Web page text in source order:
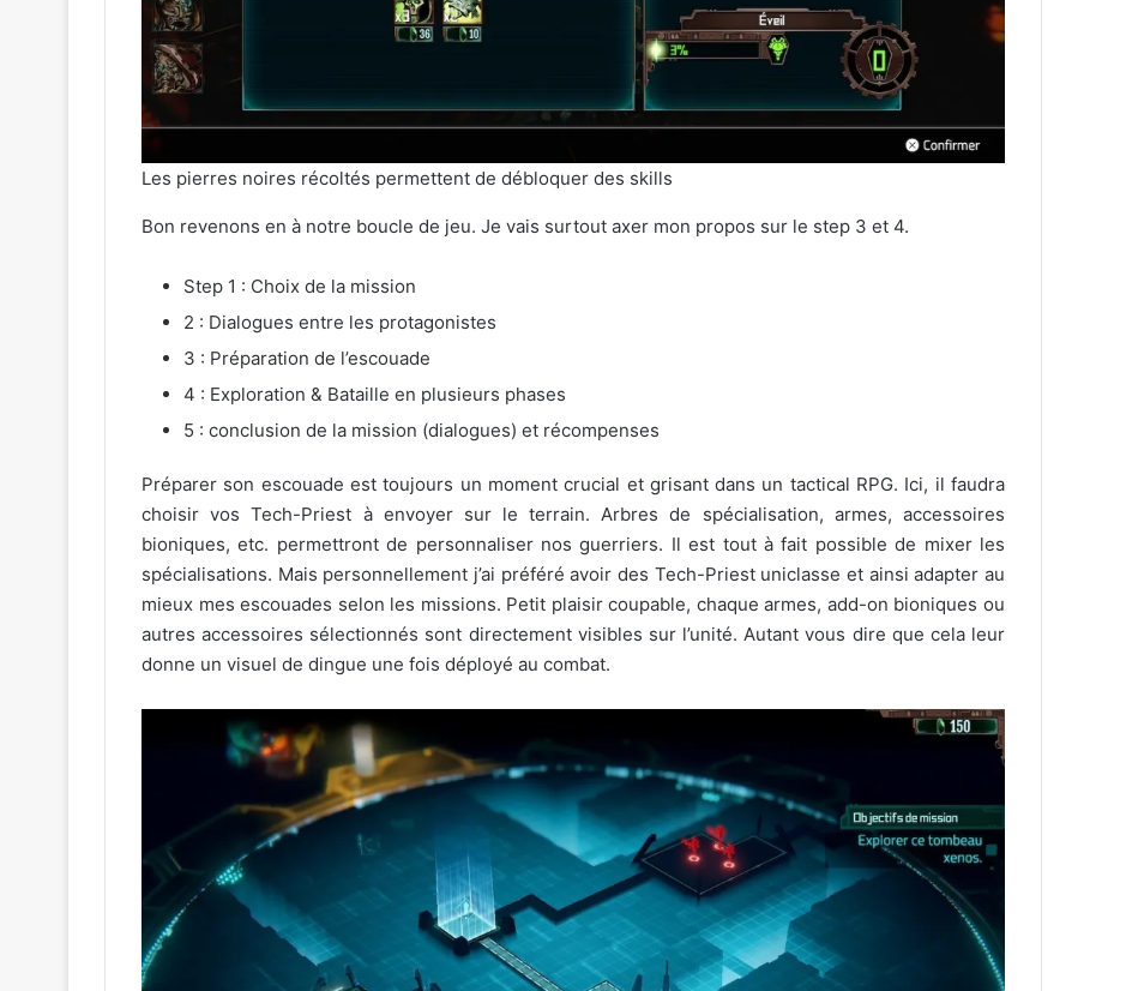
Les pierres noires récoltés permettent de débloquer des skills
Bon revenons en à notre boucle de jeu. Je vais surtout axer mon propos sur le step 3 et 4.
Step 1 : Choix de la mission
2 : Dialogues entre les protagonistes
3 : Préparation de l’escouade
4 : Exploration & Bataille en plusieurs phases
5 : conclusion de la mission (dialogues) et récompenses
Préparer son escouade est toujours un moment crucial et grisant dans un tactical RPG. Ici, il faudra
choisir vos Tech-Priest à envoyer sur le terrain. Arbres de spécialisation, armes, accessoires
bioniques, etc. permettront de personnaliser nos guerriers. Il est tout à fait possible de mixer les
spécialisations. Mais personnellement j’ai préféré avoir des Tech-Priest uniclasse et ainsi adapter au
mieux mes escouades selon les missions. Petit plaisir coupable, chaque armes, add-on bioniques ou
autres accessoires sélectionnés sont directement visibles sur l’unité. Autant vous dire que cela leur
donne un visuel de dingue une fois déployé au combat.